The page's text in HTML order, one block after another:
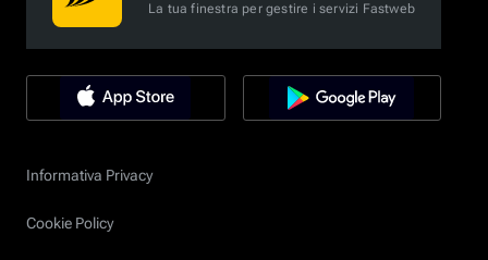
La tua finestra per gestire i servizi Fastweb
Informativa Privacy
Cookie Policy